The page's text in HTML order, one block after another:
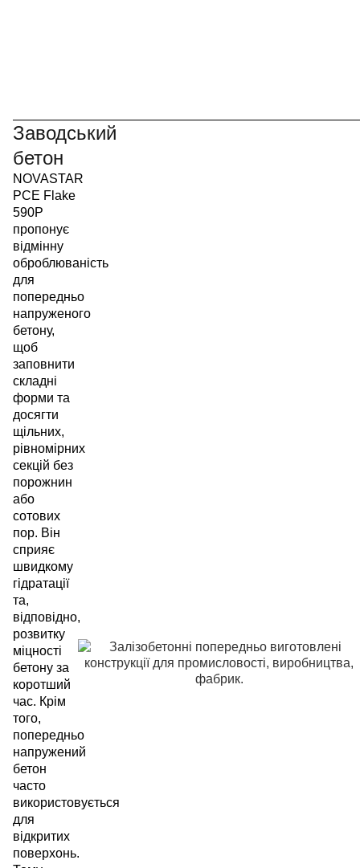
Заводський
бетон
NOVASTAR
PCE Flake
590P
пропонує
відмінну
оброблюваність
для
попередньо
напруженого
бетону,
щоб
заповнити
складні
форми та
досягти
щільних,
рівномірних
секцій без
порожнин
або
сотових
пор. Він
сприяє
швидкому
гідратації
та,
відповідно,
розвитку
міцності
бетону за
коротший
час. Крім
того,
попередньо
напружений
бетон
часто
використовується
для
відкритих
поверхонь.